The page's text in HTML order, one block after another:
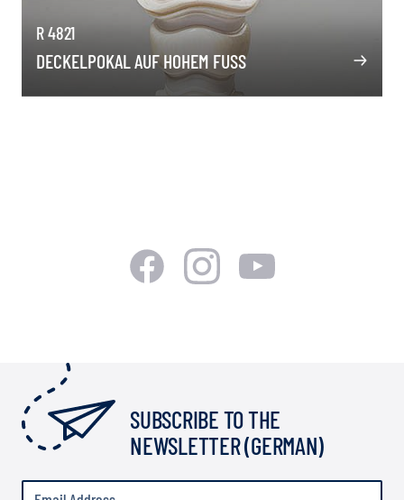
R 4821
DECKELPOKAL AUF HOHEM FUSS
SUBSCRIBE TO THE
NEWSLETTER (GERMAN)